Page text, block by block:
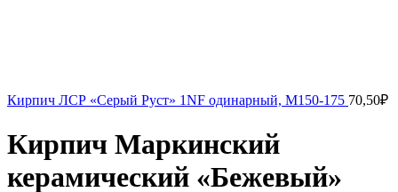
Кирпич ЛСР «Серый Руст» 1NF одинарный, М150-175 70,50₽
Кирпич Маркинский
керамический «Бежевый»